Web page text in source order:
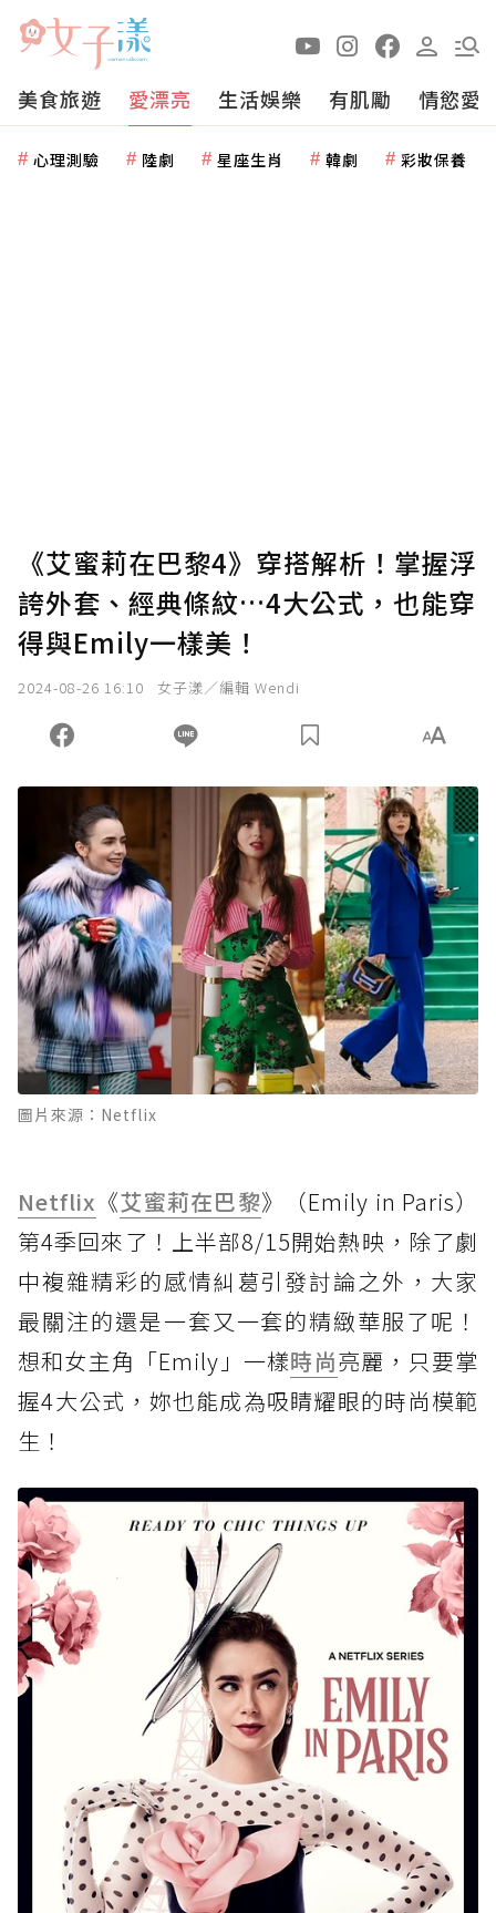
美食旅遊 愛漂亮 生活娛樂 有肌勵 情慾愛
心理測驗 陸劇 星座生肖 韓劇 彩妝保養
《艾蜜莉在巴黎4》穿搭解析！掌握浮
誇外套、經典條紋…4大公式，也能穿
得與Emily一樣美！
2024-08-26 16:10 女子漾／編輯 Wendi
圖片來源：Netflix
Netflix 《艾蜜莉在巴黎》（Emily in Paris）
第4季回來了！上半部8/15開始熱映，除了劇
中複雜精彩的感情糾葛引發討論之外，大家
最關注的還是一套又一套的精緻華服了呢！
想和女主角「Emily」一樣時尚亮麗，只要掌
握4大公式，妳也能成為吸睛耀眼的時尚模範
生！